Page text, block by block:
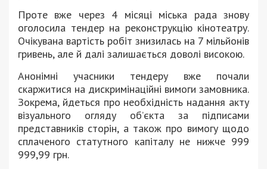
Проте вже через 4 місяці міська рада знову
оголосила тендер на реконструкцію кінотеатру.
Очікувана вартість робіт знизилась на 7 мільйонів
гривень, але й далі залишається доволі високою.
Анонімні учасники тендеру вже почали
скаржитися на дискримінаційні вимоги замовника.
Зокрема, йдеться про необхідність надання акту
візуального огляду об’єкта за підписами
представників сторін, а також про вимогу щодо
сплаченого статутного капіталу не нижче 999
999,99 грн.